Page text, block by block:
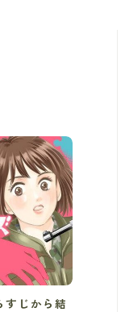
すじから結